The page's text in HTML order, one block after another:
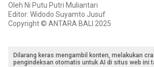
Oleh Ni Putu Putri Muliantari
Editor: Widodo Suyamto Jusuf
Copyright © ANTARA BALI 2025
Dilarang keras mengambil konten, melakukan
pengindeksan otomatis untuk AI di situs web ini